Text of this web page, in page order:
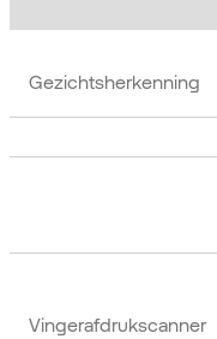
Gezichtsherkenning
Vingerafdrukscanner